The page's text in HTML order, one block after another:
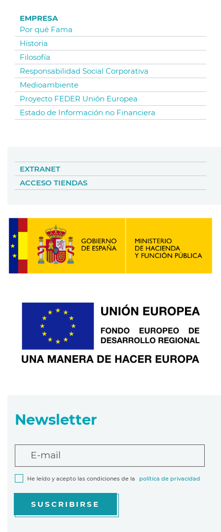
EMPRESA
Por qué Fama
Historia
Filosofía
Responsabilidad Social Corporativa
Medioambiente
Proyecto FEDER Unión Europea
Estado de Información no Financiera
EXTRANET
ACCESO TIENDAS
Newsletter
E-mail
He leído y acepto las condiciones de la política de privacidad
SUSCRIBIRSE